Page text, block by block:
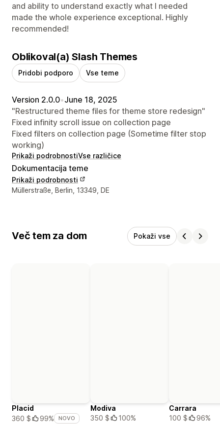
and ability to understand exactly what I needed
made the whole experience exceptional. Highly
recommended!
Oblikoval(a) Slash Themes
Pridobi podporo Vse teme
Version 2.0.0•June 18, 2025
"Restructured theme files for theme store redesign"
Fixed infinity scroll issue on collection page
Fixed filters on collection page (Sometime filter stop
working)
Prikaži podrobnostiVse različice
Dokumentacija teme
Prikaži podrobnosti
Podatki za stik z oblikovalcem
Müllerstraße, Berlin, 13349, DE
Več tem za dom Pokaži vse
Placid
360 $
99% NOVO
Modiva
350 $
100%
Carrara
100 $
96%